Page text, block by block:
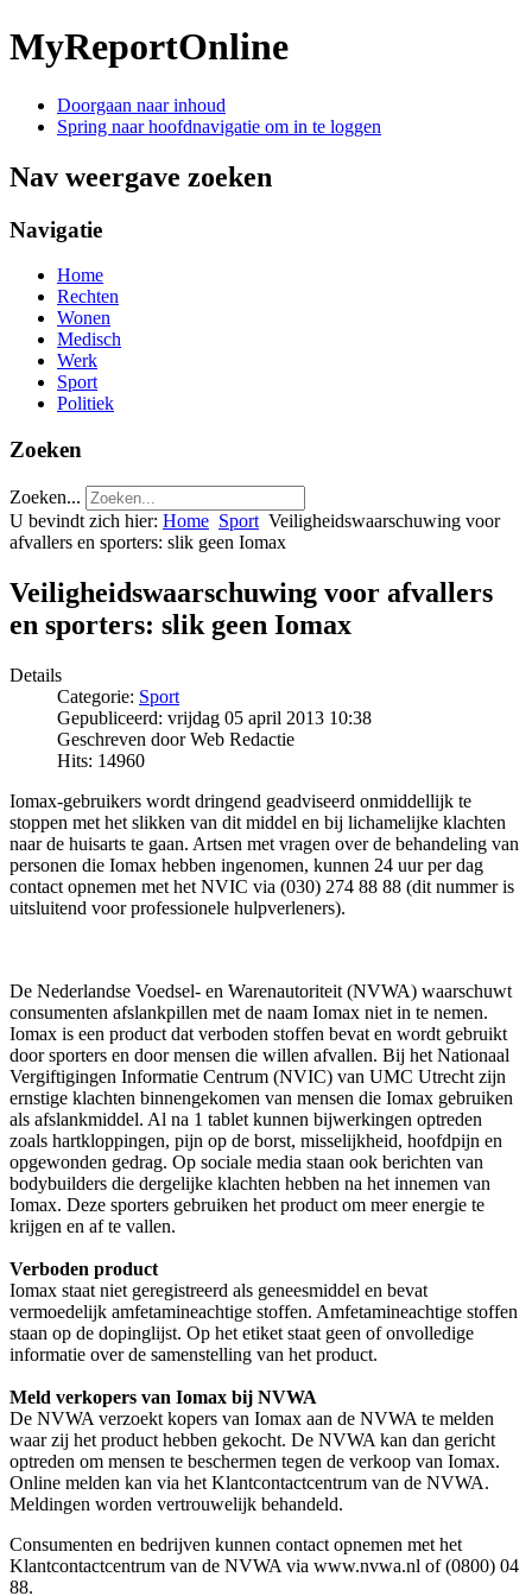
MyReportOnline
Doorgaan naar inhoud
Spring naar hoofdnavigatie om in te loggen
Nav weergave zoeken
Navigatie
Home
Rechten
Wonen
Medisch
Werk
Sport
Politiek
Zoeken
Zoeken...
U bevindt zich hier: Home Sport Veiligheidswaarschuwing voor
afvallers en sporters: slik geen Iomax
Veiligheidswaarschuwing voor afvallers
en sporters: slik geen Iomax
Details
Categorie: Sport
Gepubliceerd: vrijdag 05 april 2013 10:38
Geschreven door Web Redactie
Hits: 14960
Iomax-gebruikers wordt dringend geadviseerd onmiddellijk te
stoppen met het slikken van dit middel en bij lichamelijke klachten
naar de huisarts te gaan. Artsen met vragen over de behandeling van
personen die Iomax hebben ingenomen, kunnen 24 uur per dag
contact opnemen met het NVIC via (030) 274 88 88 (dit nummer is
uitsluitend voor professionele hulpverleners).
De Nederlandse Voedsel- en Warenautoriteit (NVWA) waarschuwt
consumenten afslankpillen met de naam Iomax niet in te nemen.
Iomax is een product dat verboden stoffen bevat en wordt gebruikt
door sporters en door mensen die willen afvallen. Bij het Nationaal
Vergiftigingen Informatie Centrum (NVIC) van UMC Utrecht zijn
ernstige klachten binnengekomen van mensen die Iomax gebruiken
als afslankmiddel. Al na 1 tablet kunnen bijwerkingen optreden
zoals hartkloppingen, pijn op de borst, misselijkheid, hoofdpijn en
opgewonden gedrag. Op sociale media staan ook berichten van
bodybuilders die dergelijke klachten hebben na het innemen van
Iomax. Deze sporters gebruiken het product om meer energie te
krijgen en af te vallen.
Verboden product
Iomax staat niet geregistreerd als geneesmiddel en bevat
vermoedelijk amfetamineachtige stoffen. Amfetamineachtige stoffen
staan op de dopinglijst. Op het etiket staat geen of onvolledige
informatie over de samenstelling van het product.
Meld verkopers van Iomax bij NVWA
De NVWA verzoekt kopers van Iomax aan de NVWA te melden
waar zij het product hebben gekocht. De NVWA kan dan gericht
optreden om mensen te beschermen tegen de verkoop van Iomax.
Online melden kan via het Klantcontactcentrum van de NVWA.
Meldingen worden vertrouwelijk behandeld.
Consumenten en bedrijven kunnen contact opnemen met het
Klantcontactcentrum van de NVWA via www.nvwa.nl of (0800) 04
88.